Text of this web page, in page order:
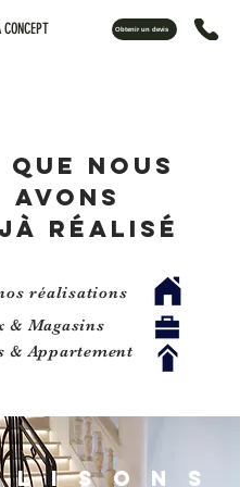
Obtenir un devis
que nous
avons
réalisé
réalisations
& Magasins
& Appartement